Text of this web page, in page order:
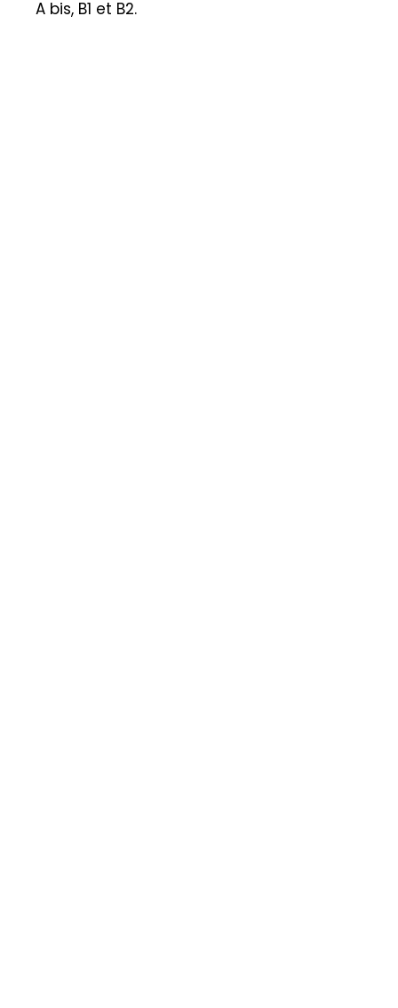
A bis, B1 et B2.